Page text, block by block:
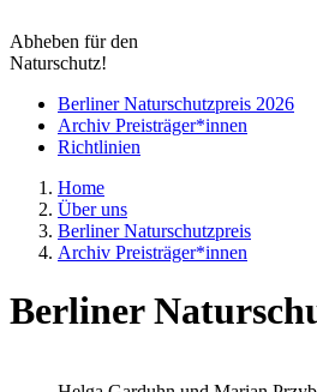
Abheben für den
Naturschutz!
Berliner Naturschutzpreis 2026
Archiv Preisträger*innen
Richtlinien
Home
Über uns
Berliner Naturschutzpreis
Archiv Preisträger*innen
Berliner